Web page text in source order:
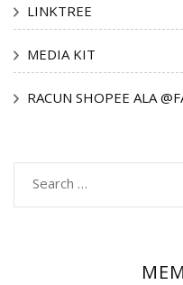
LINKTREE
MEDIA KIT
RACUN SHOPEE ALA
Search
for: